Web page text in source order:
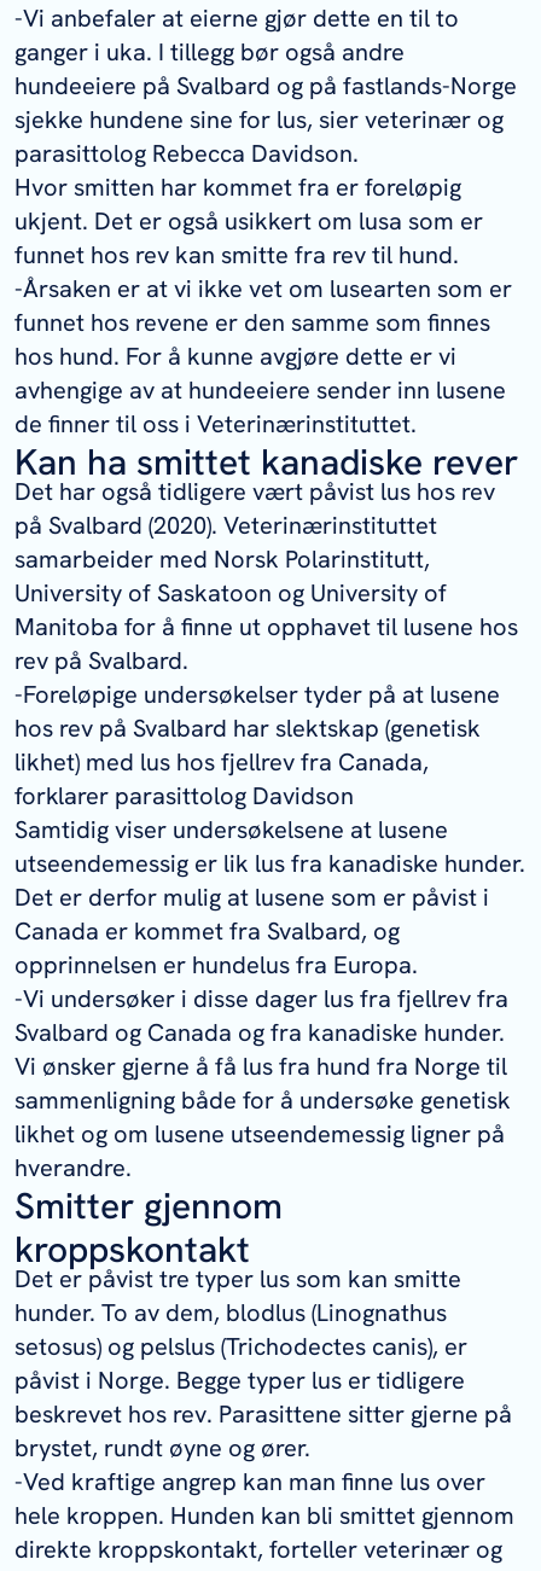
-Vi anbefaler at eierne gjør dette en til to
ganger i uka. I tillegg bør også andre
hundeeiere på Svalbard og på fastlands-Norge
sjekke hundene sine for lus, sier veterinær og
parasittolog Rebecca Davidson.
Hvor smitten har kommet fra er foreløpig
ukjent. Det er også usikkert om lusa som er
funnet hos rev kan smitte fra rev til hund.
-Årsaken er at vi ikke vet om lusearten som er
funnet hos revene er den samme som finnes
hos hund. For å kunne avgjøre dette er vi
avhengige av at hundeeiere sender inn lusene
de finner til oss i Veterinærinstituttet.
Kan ha smittet kanadiske rever
Det har også tidligere vært påvist lus hos rev
på Svalbard (2020). Veterinærinstituttet
samarbeider med Norsk Polarinstitutt,
University of Saskatoon og University of
Manitoba for å finne ut opphavet til lusene hos
rev på Svalbard.
-Foreløpige undersøkelser tyder på at lusene
hos rev på Svalbard har slektskap (genetisk
likhet) med lus hos fjellrev fra Canada,
forklarer parasittolog Davidson
Samtidig viser undersøkelsene at lusene
utseendemessig er lik lus fra kanadiske hunder.
Det er derfor mulig at lusene som er påvist i
Canada er kommet fra Svalbard, og
opprinnelsen er hundelus fra Europa.
-Vi undersøker i disse dager lus fra fjellrev fra
Svalbard og Canada og fra kanadiske hunder.
Vi ønsker gjerne å få lus fra hund fra Norge til
sammenligning både for å undersøke genetisk
likhet og om lusene utseendemessig ligner på
hverandre.
Smitter gjennom
kroppskontakt
Det er påvist tre typer lus som kan smitte
hunder. To av dem, blodlus (Linognathus
setosus) og pelslus (Trichodectes canis), er
påvist i Norge. Begge typer lus er tidligere
beskrevet hos rev. Parasittene sitter gjerne på
brystet, rundt øyne og ører.
-Ved kraftige angrep kan man finne lus over
hele kroppen. Hunden kan bli smittet gjennom
direkte kroppskontakt, forteller veterinær og